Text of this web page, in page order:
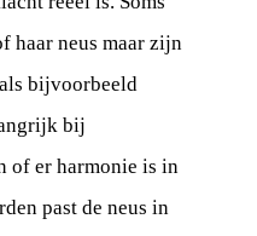
haar neus maar zijn
bijvoorbeeld
bij
of er harmonie is in
past de neus in